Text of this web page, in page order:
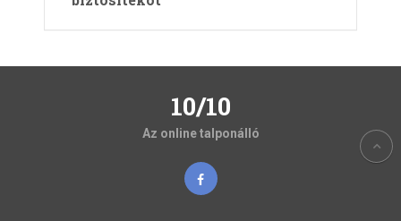
10/10
Az online talponálló